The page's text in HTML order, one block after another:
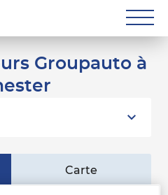
Groupauto à
Carte